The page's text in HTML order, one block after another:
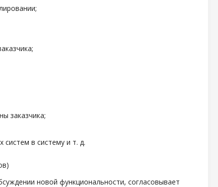
заказчика;
систем в систему и т. д.
новой функциональности, согласовывает